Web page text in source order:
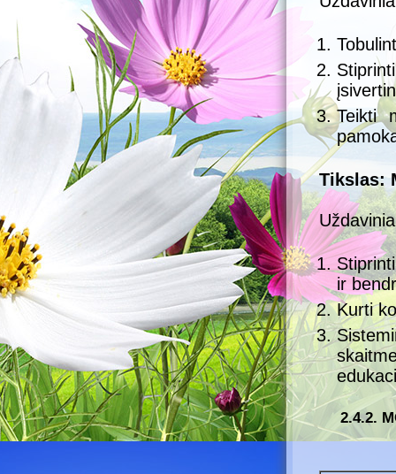
Teikti
Tikslas:
ir
Kurti
2.4.2.